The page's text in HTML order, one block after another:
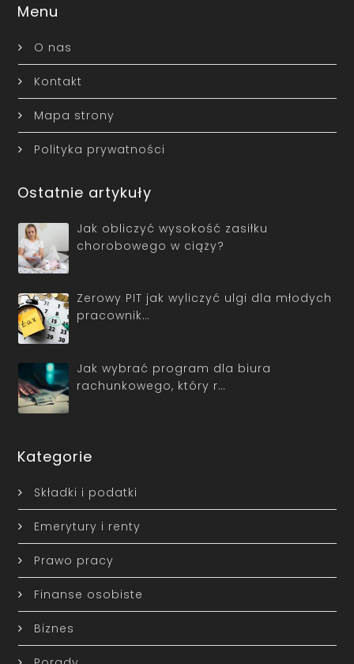
Menu
O nas
Kontakt
Mapa strony
Polityka prywatności
Ostatnie artykuły
Jak obliczyć wysokość zasiłku
chorobowego w ciąży?
Zerowy PIT jak wyliczyć ulgi dla młodych
pracownik…
Jak wybrać program dla biura
rachunkowego, który r…
Kategorie
Składki i podatki
Emerytury i renty
Prawo pracy
Finanse osobiste
Biznes